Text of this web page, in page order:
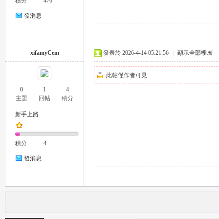
交
發消息
xifamyCem
0
主題
1
回帖
4
積分
新手上路
積分 4
發消息
發表於 2026-4-14 05:21:56 顯示全部樓層
此帖僅作者可見